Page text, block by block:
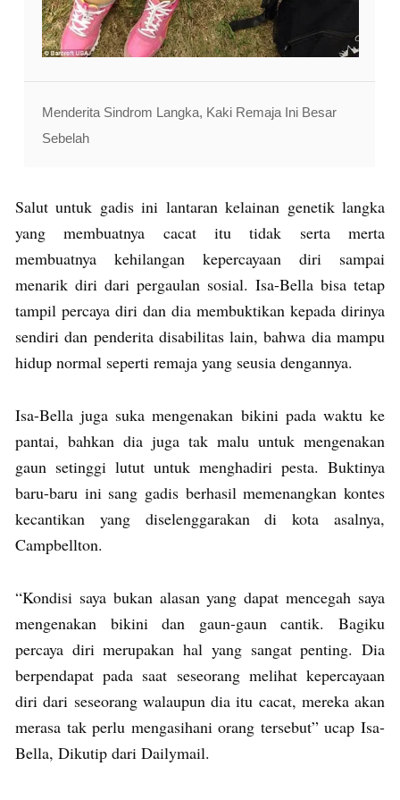
Menderita Sindrom Langka, Kaki Remaja Ini Besar
Sebelah
Salut untuk gadis ini lantaran kelainan genetik langka
yang membuatnya cacat itu tidak serta merta
membuatnya kehilangan kepercayaan diri sampai
menarik diri dari pergaulan sosial. Isa-Bella bisa tetap
tampil percaya diri dan dia membuktikan kepada dirinya
sendiri dan penderita disabilitas lain, bahwa dia mampu
hidup normal seperti remaja yang seusia dengannya.
Isa-Bella juga suka mengenakan bikini pada waktu ke
pantai, bahkan dia juga tak malu untuk mengenakan
gaun setinggi lutut untuk menghadiri pesta. Buktinya
baru-baru ini sang gadis berhasil memenangkan kontes
kecantikan yang diselenggarakan di kota asalnya,
Campbellton.
“Kondisi saya bukan alasan yang dapat mencegah saya
mengenakan bikini dan gaun-gaun cantik. Bagiku
percaya diri merupakan hal yang sangat penting. Dia
berpendapat pada saat seseorang melihat kepercayaan
diri dari seseorang walaupun dia itu cacat, mereka akan
merasa tak perlu mengasihani orang tersebut” ucap Isa-
Bella, Dikutip dari Dailymail.